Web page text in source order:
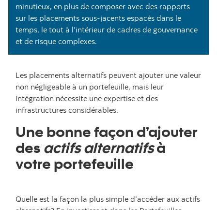
minutieux, en plus de composer avec des rapports
sur les placements sous-jacents espacés dans le
temps, le tout à l’intérieur de cadres de gouvernance
et de risque complexes.
Les placements alternatifs peuvent ajouter une valeur
non négligeable à un portefeuille, mais leur
intégration nécessite une expertise et des
infrastructures considérables.
Une bonne façon d’ajouter
des actifs alternatifsà
votre portefeuille
Quelle est la façon la plus simple d’accéder aux actifs